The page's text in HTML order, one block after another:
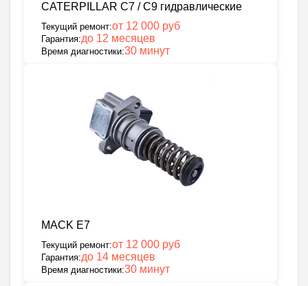
CATERPILLAR C7 / C9 гидравлические
Текущий ремонт:от 12 000 руб
Гарантия:до 12 месяцев
Время диагностики:30 минут
MACK E7
Текущий ремонт:от 12 000 руб
Гарантия:до 14 месяцев
Время диагностики:30 минут